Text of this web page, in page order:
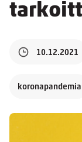
10.12.2021
koronapandemia